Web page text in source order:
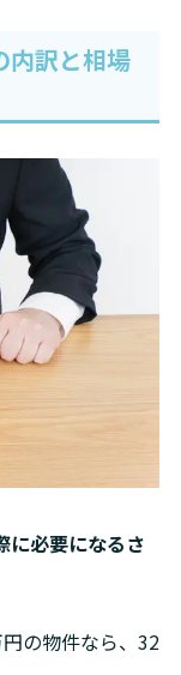
内訳と相場
に必要になるさ
の物件なら、32